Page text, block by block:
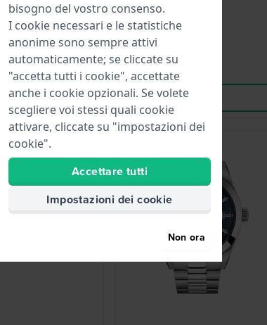
bisogno del vostro consenso.
I cookie necessari e le statistiche
anonime sono sempre attivi
automaticamente; se cliccate su
"accetta tutti i cookie", accettate
anche i cookie opzionali. Se volete
scegliere voi stessi quali cookie
attivare, cliccate su "impostazioni dei
cookie".
Accettare tutti
Impostazioni dei cookie
Non ora